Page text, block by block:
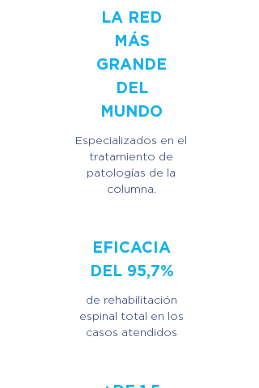
LA RED
MÁS
GRANDE
DEL
MUNDO
Especializados en el
tratamiento de
patologías de la
columna.
EFICACIA
DEL 95,7%
de rehabilitación
espinal total en los
casos atendidos